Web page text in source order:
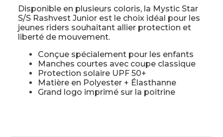
Disponible en plusieurs coloris, la Mystic Star
S/S Rashvest Junior est le choix idéal pour les
jeunes riders souhaitant allier protection et
liberté de mouvement.
Conçue spécialement pour les enfants
Manches courtes avec coupe classique
Protection solaire UPF 50+
Matière en Polyester + Élasthanne
Grand logo imprimé sur la poitrine